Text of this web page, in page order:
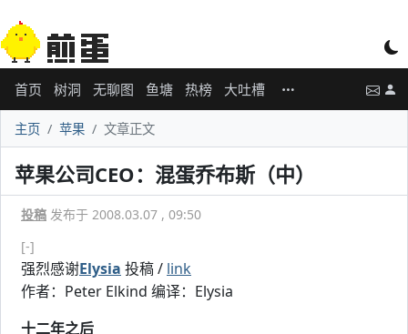
首页 树洞 无聊图 鱼塘 热榜 大吐槽
主页 苹果 文章正文
苹果公司CEO：混蛋乔布斯（中）
投稿 发布于 2008.03.07 , 09:50
[-]
强烈感谢Elysia 投稿 / link
作者：Peter Elkind 编译：Elysia
十二年之后